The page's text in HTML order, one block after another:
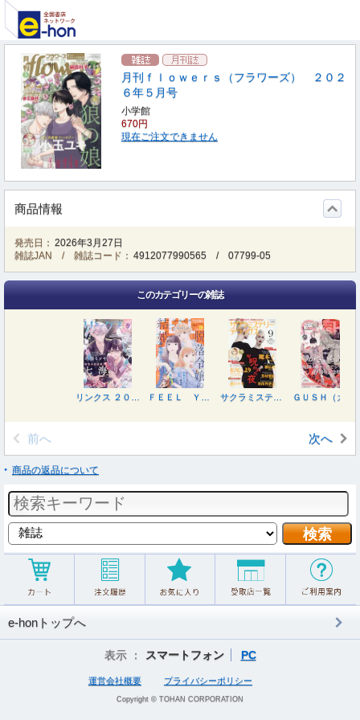
月刊ｆｌｏｗｅｒｓ（フラワーズ） ２０２
６年５月号
小学館
670円
現在ご注文できません
商品情報
発売日： 2026年3月27日
雑誌JAN / 雑誌コード： 4912077990565 /07799-05
このカテゴリーの雑誌
前へ 次へ
商品の返品について
e-honトップへ
表示 ： スマートフォン PC
運営会社概要 プライバシーポリシー
Copyright © TOHAN CORPORATION